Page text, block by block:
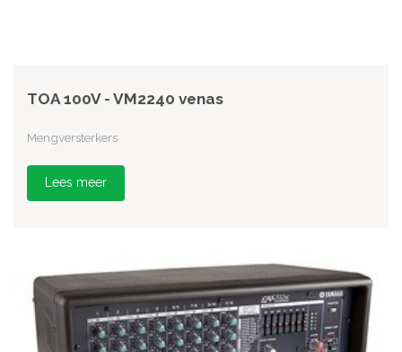
TOA 100V - VM2240 venas
Mengversterkers
Lees meer